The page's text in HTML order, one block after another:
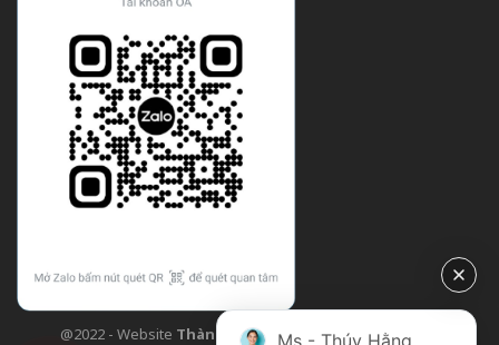
@2022 - Website Thành Công Flower| Design bởi
Ms - Thúy Hằng